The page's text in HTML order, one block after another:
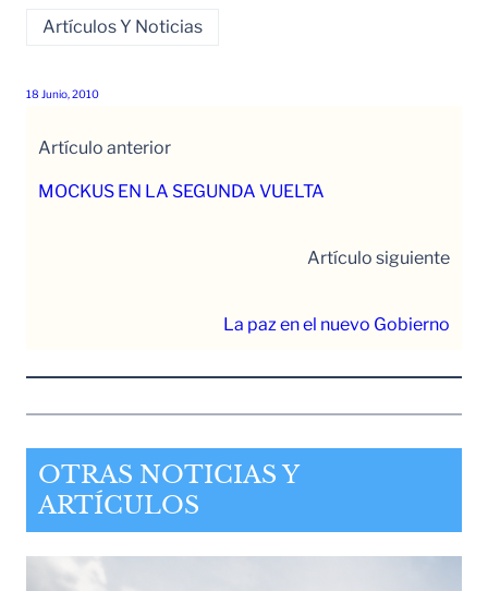
Artículos Y Noticias
18 Junio, 2010
Artículo anterior
MOCKUS EN LA SEGUNDA VUELTA
Artículo siguiente
La paz en el nuevo Gobierno
OTRAS NOTICIAS Y
ARTÍCULOS